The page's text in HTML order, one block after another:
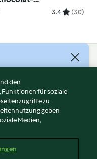
3.4 (30)
den
Funktionen für soziale
zu
geben
Medien,